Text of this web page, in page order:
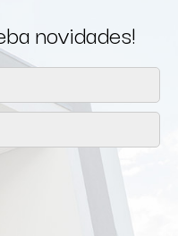
novidades!